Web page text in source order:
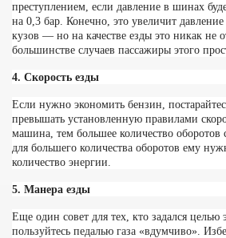
преступлением, если давление в шинах
на 0,3 бар. Конечно, это увеличит
кузов — но на качестве езды это никак не
большинстве случаев пассажиры этого
4. Скорость езды
Если нужно экономить бензин,
превышать установленную правилами
машина, тем большее количество оборотов
для большего количества оборотов ему
количество энергии.
5. Манера езды
Еще один совет для тех, кто задался
пользуйтесь педалью газа «вдумчиво».